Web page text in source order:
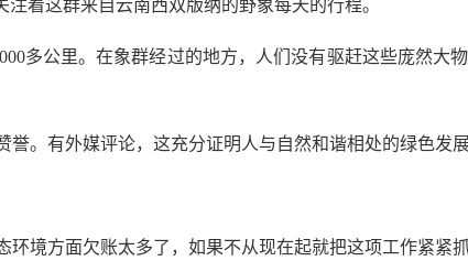
着这群来自云南西双版纳的野象每天的行程。
公里。在象群经过的地方，人们没有驱赶这些庞然大
有外媒评论，这充分证明人与自然和谐相处的绿色发展
境方面欠账太多了，如果不从现在起就把这项工作紧紧